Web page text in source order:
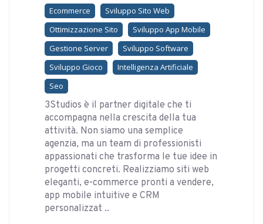
Ecommerce
Sviluppo Sito Web
Ottimizzazione Sito
Sviluppo App Mobile
Gestione Server
Sviluppo Software
Sviluppo Gioco
Intelligenza Artificiale
Seo
3Studios è il partner digitale che ti
accompagna nella crescita della tua
attività. Non siamo una semplice
agenzia, ma un team di professionisti
appassionati che trasforma le tue idee in
progetti concreti. Realizziamo siti web
eleganti, e-commerce pronti a vendere,
app mobile intuitive e CRM
personalizzat ..